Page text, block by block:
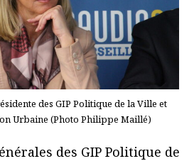
des GIP Politique de la Ville et
Urbaine (Photo Philippe Maillé)
des GIP Politique de